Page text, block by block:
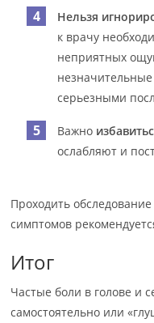
Нельзя
к врачу
неприятных
серьезными
Важно
ослабляют и
Проходить
симптомов
Итог
Частые боли в голове и
самостоятельно или